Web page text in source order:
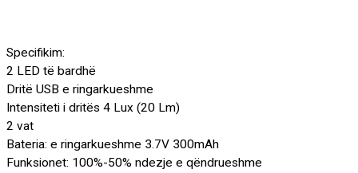
Specifikim:
2 LED të bardhë
Dritë USB e ringarkueshme
Intensiteti i dritës 4 Lux (20 Lm)
2 vat
Bateria: e ringarkueshme 3.7V 300mAh
Funksionet: 100%-50% ndezje e qëndrueshme